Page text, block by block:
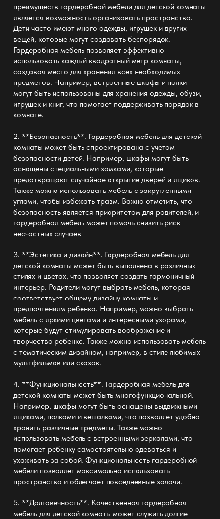
преимуществ гардеробной мебели для детской комнаты
является возможность организовать пространство.
Дети часто имеют много одежды, игрушек и других
вещей, которые могут создавать беспорядок.
Гардеробная мебель позволяет эффективно
использовать каждый квадратный метр комнаты,
создавая место для хранения всех необходимых
предметов. Например, встроенные шкафы и полки
могут быть использованы для хранения одежды, обуви,
игрушек и книг, что помогает поддерживать порядок в
комнате.
2. **Безопасность**. Гардеробная мебель для детской
комнаты может быть спроектирована с учетом
безопасности детей. Например, шкафы могут быть
оснащены специальными замками, которые
предотвращают случайное открытие дверей и ящиков.
Также можно использовать мебель с закругленными
углами, чтобы избежать травм. Важно отметить, что
безопасность является приоритетом для родителей, и
гардеробная мебель может помочь снизить риск
несчастных случаев.
3. **Эстетика и дизайн**. Гардеробная мебель для
детской комнаты может быть выполнена в различных
стилях и цветах, что позволяет создать гармоничный
интерьер. Родители могут выбрать мебель, которая
соответствует общему дизайну комнаты и
предпочтениям ребенка. Например, можно выбрать
мебель с яркими цветами и интересными узорами,
которые будут стимулировать воображение и
творчество ребенка. Также можно использовать мебель
с тематическим дизайном, например, в стиле любимых
мультфильмов или сказок.
4. **Функциональность**. Гардеробная мебель для
детской комнаты может быть многофункциональной.
Например, шкафы могут быть оснащены выдвижными
ящиками, полками и вешалками, что позволяет удобно
хранить различные предметы. Также можно
использовать мебель с встроенными зеркалами, что
помогает ребенку самостоятельно одеваться и
ухаживать за собой. Функциональность гардеробной
мебели позволяет максимально использовать
пространство и облегчает повседневные задачи.
5. **Долговечность**. Качественная гардеробная
мебель для детской комнаты может служить долгие